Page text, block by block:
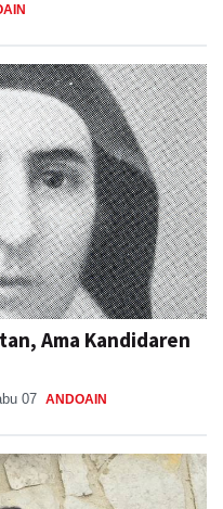
Ama Kandidaren
07 ANDOAIN